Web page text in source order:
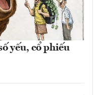
yếu, cổ phiếu